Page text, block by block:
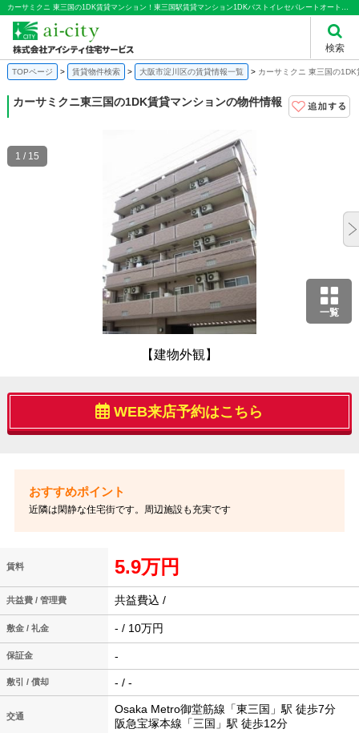
検索
カーサミクニ 東三国の1DK賃貸マンション！東三国駅賃貸マンション1DKバストイレセパレートオートロック｜株式会社アイシティ住宅サービス
TOPページ 賃貸物件検索 大阪市淀川区の賃貸情報一覧 カーサミクニ 東三国の
カーサミクニ東三国の1DK賃貸マンションの物件情報
一覧
【建物外観】
1 / 15
WEB来店予約はこちら
近隣は閑静な住宅街です。周辺施設も充実です
賃料 5.9万円
共益費 / 管理費 共益費込 /
敷金 / 礼金 - / 10万円
保証金 -
敷引 / 償却 - / -
交通
Osaka Metro御堂筋線「東三国」駅 徒歩7分
阪急宝塚本線「三国」駅 徒歩12分